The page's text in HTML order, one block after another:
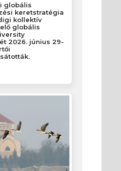
globális
keretstratégia
kollektív
globális
2026. június 29-